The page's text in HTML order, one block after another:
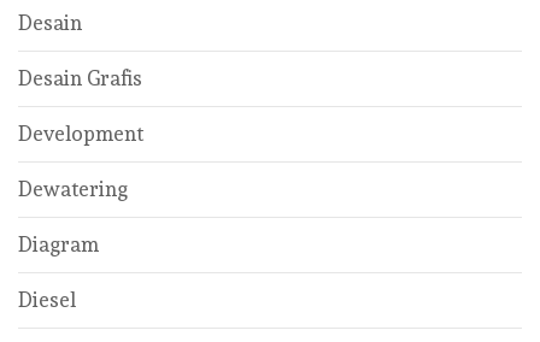
Desain
Desain Grafis
Development
Dewatering
Diagram
Diesel